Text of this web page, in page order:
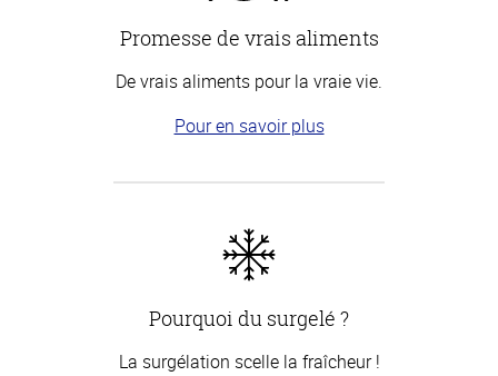
Promesse de vrais aliments
De vrais aliments pour la vraie vie.
Pour en savoir plus
Pourquoi du surgelé ?
La surgélation scelle la fraîcheur !